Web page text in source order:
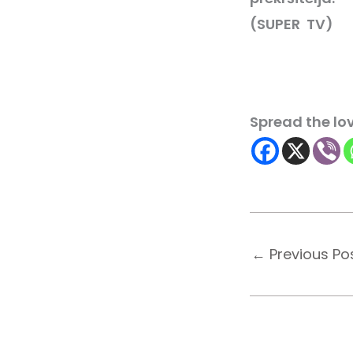
(SUPER TV)
Spread the
← Previous